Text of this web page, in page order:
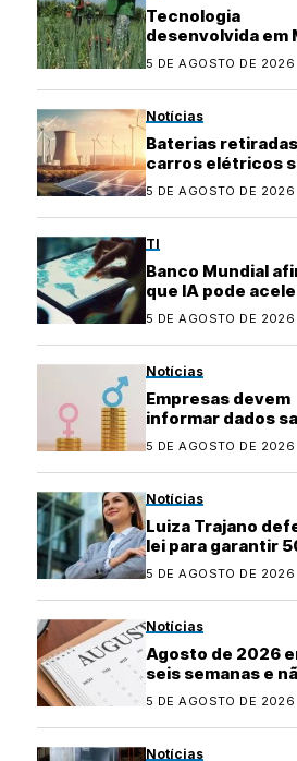
Tecnologia
desenvolvida em
conquista
familiar
5 DE AGOSTO DE 2026
Notícias
Baterias
carros elétricos
usadas para
5 DE AGOSTO DE 2026
TI
Banco Mundial
que IA pode
desenvolvimento
5 DE AGOSTO DE 2026
Notícias
Empresas devem
informar dados
para novo
5 DE AGOSTO DE 2026
Notícias
Luiza Trajano
lei para garantir
mulheres em
5 DE AGOSTO DE 2026
Notícias
Agosto de 2026
seis semanas e
feriados; veja os
5 DE AGOSTO DE 2026
Notícias